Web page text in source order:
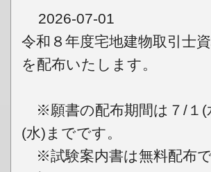
2026-07-01
令和８年度宅地建物取引士
を配布いたします。
※願書の配布期間は７/１(
(水)までです。
※試験案内書は無料配布